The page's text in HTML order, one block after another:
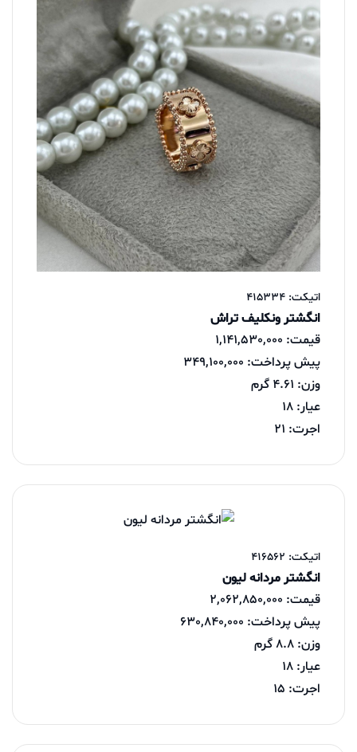
اتیکت: 415334
انگشتر ونکلیف تراش
قیمت: 1,141,530,000
پیش پرداخت: 349,100,000
وزن: 4.61 گرم
عیار: 18
اجرت: 21
اتیکت: 416562
انگشتر مردانه لیون
قیمت: 2,062,850,000
پیش پرداخت: 630,840,000
وزن: 8.8 گرم
عیار: 18
اجرت: 15